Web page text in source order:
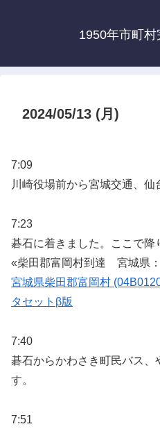
1950年市町
2024/05/13 (月)
7:09
川崎役場前から宮城交通、仙
7:23
碁石に着きました。ここで降
«柴田郡富岡村到達 宮城県
宮城県柴田郡富岡村
タセットβ版
7:40
碁石からかわさき町民バス、
す。
7:51